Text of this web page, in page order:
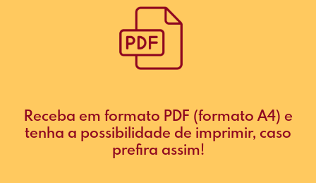
Receba em formato PDF (formato A4) e
tenha a possibilidade de imprimir, caso
prefira assim!